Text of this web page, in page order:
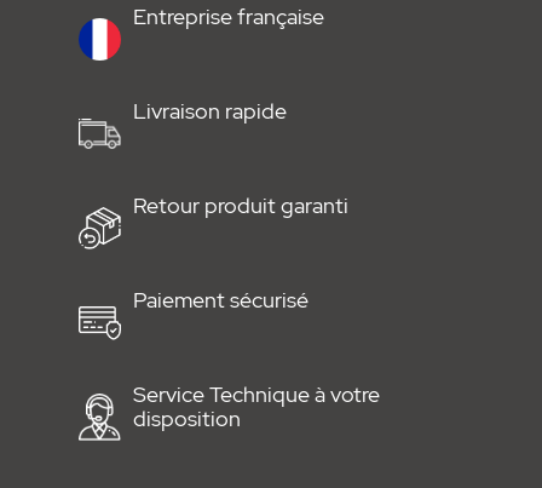
Entreprise française
Livraison rapide
Retour produit garanti
Paiement sécurisé
Service Technique à votre
disposition